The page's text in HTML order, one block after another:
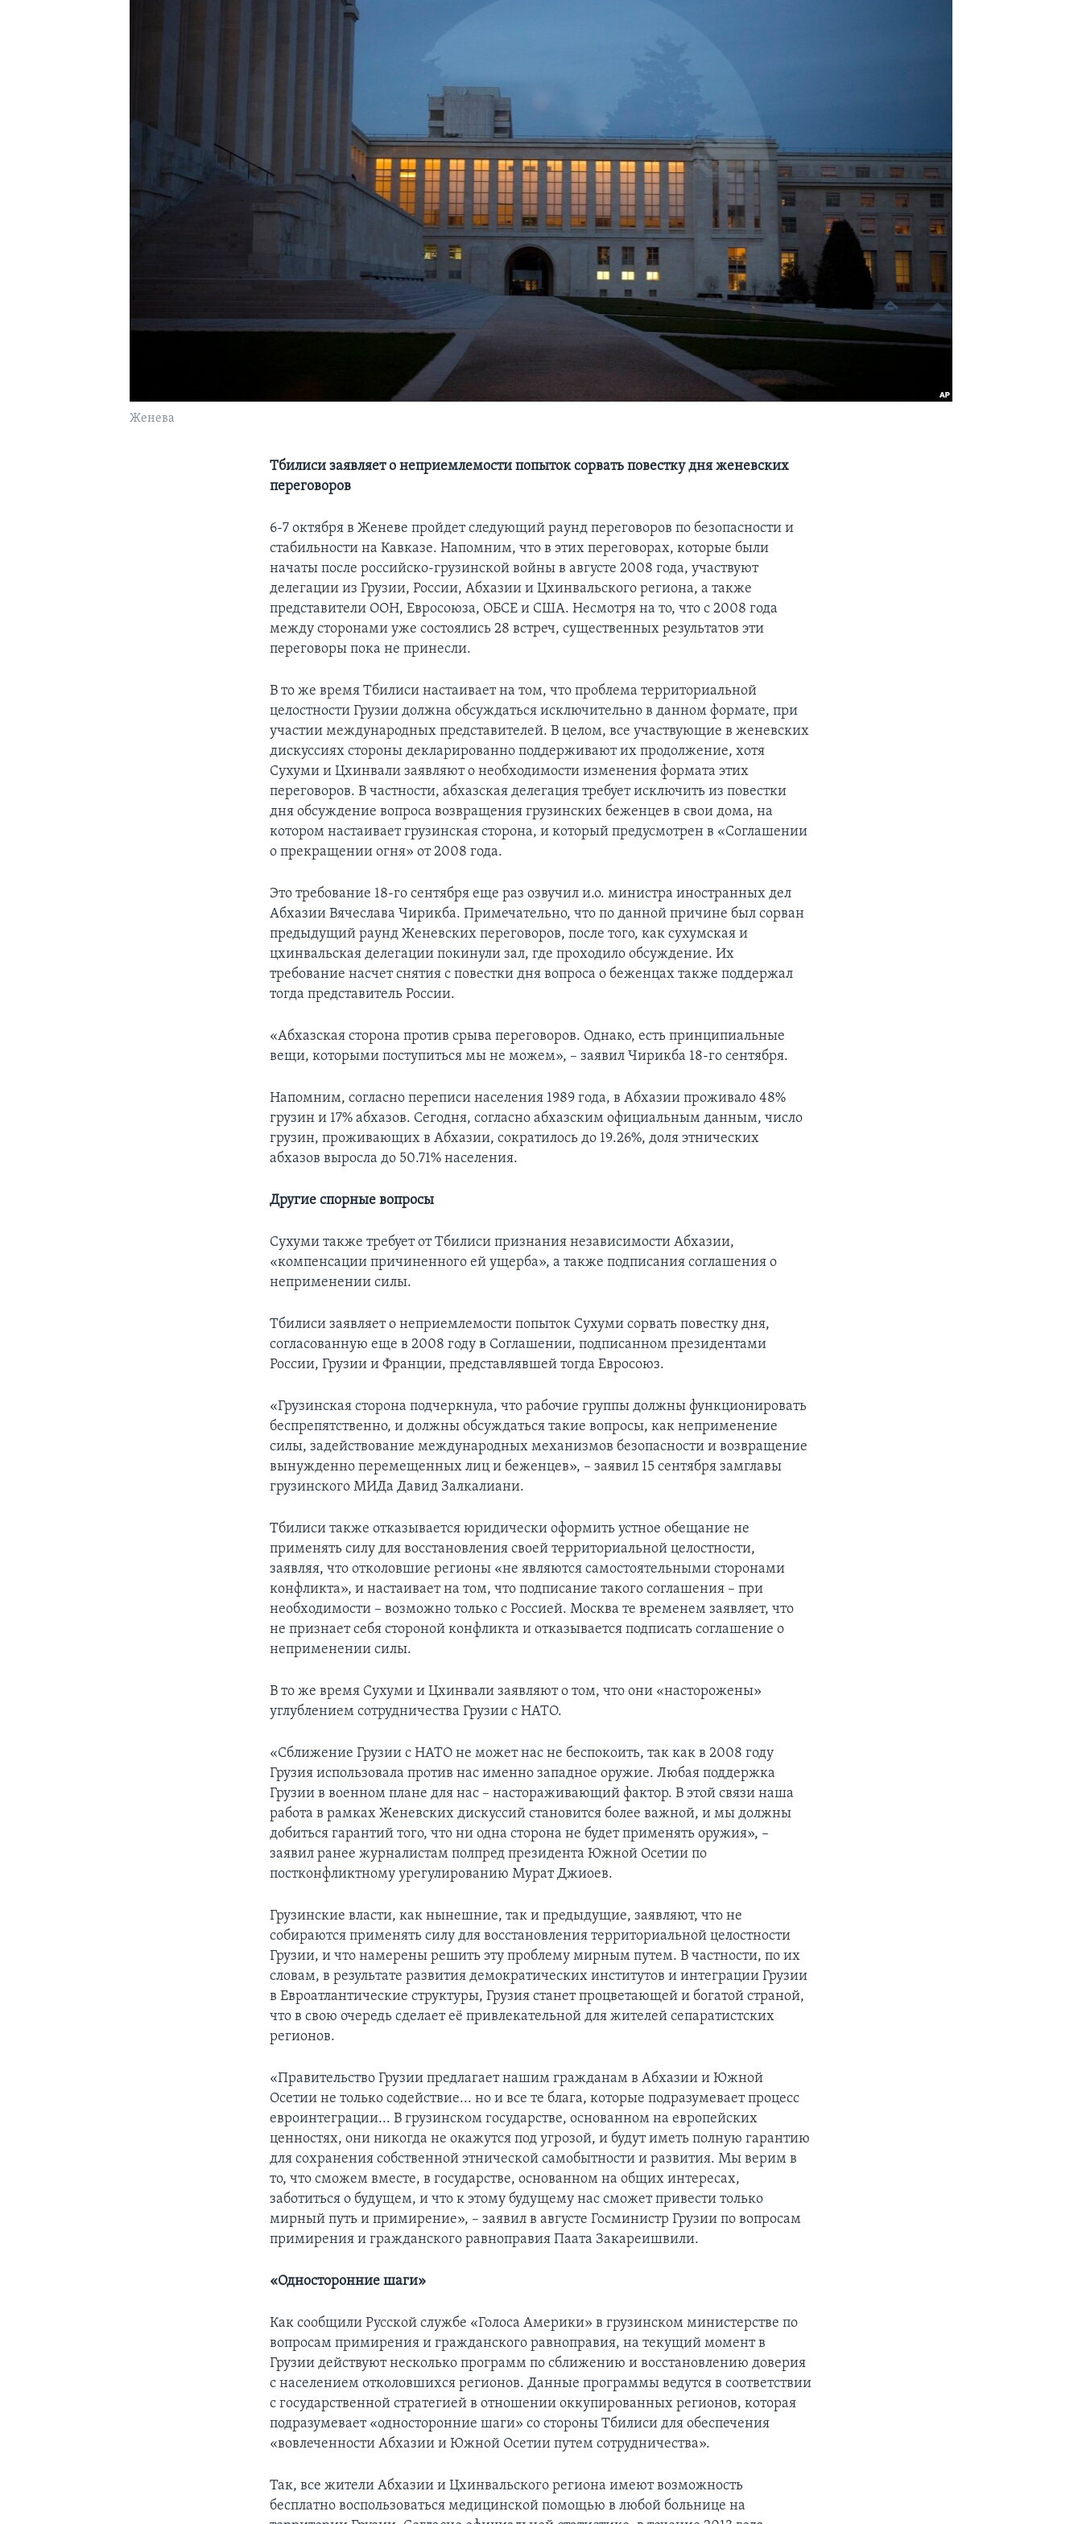
Женева
Тбилиси заявляет о неприемлемости попыток сорвать повестку дня женевских
переговоров
6-7 октября в Женеве пройдет следующий раунд переговоров по безопасности и
стабильности на Кавказе. Напомним, что в этих переговорах, которые были
начаты после российско-грузинской войны в августе 2008 года, участвуют
делегации из Грузии, России, Абхазии и Цхинвальского региона, а также
представители ООН, Евросоюза, ОБСЕ и США. Несмотря на то, что с 2008 года
между сторонами уже состоялись 28 встреч, существенных результатов эти
переговоры пока не принесли.
В то же время Тбилиси настаивает на том, что проблема территориальной
целостности Грузии должна обсуждаться исключительно в данном формате, при
участии международных представителей. В целом, все участвующие в женевских
дискуссиях стороны декларированно поддерживают их продолжение, хотя
Сухуми и Цхинвали заявляют о необходимости изменения формата этих
переговоров. В частности, абхазская делегация требует исключить из повестки
дня обсуждение вопроса возвращения грузинских беженцев в свои дома, на
котором настаивает грузинская сторона, и который предусмотрен в «Соглашении
о прекращении огня» от 2008 года.
Это требование 18-го сентября еще раз озвучил и.о. министра иностранных дел
Абхазии Вячеслава Чирикба. Примечательно, что по данной причине был сорван
предыдущий раунд Женевских переговоров, после того, как сухумская и
цхинвальская делегации покинули зал, где проходило обсуждение. Их
требование насчет снятия с повестки дня вопроса о беженцах также поддержал
тогда представитель России.
«Абхазская сторона против срыва переговоров. Однако, есть принципиальные
вещи, которыми поступиться мы не можем», – заявил Чирикба 18-го сентября.
Напомним, согласно переписи населения 1989 года, в Абхазии проживало 48%
грузин и 17% абхазов. Сегодня, согласно абхазским официальным данным, число
грузин, проживающих в Абхазии, сократилось до 19.26%, доля этнических
абхазов выросла до 50.71% населения.
Другие спорные вопросы
Сухуми также требует от Тбилиси признания независимости Абхазии,
«компенсации причиненного ей ущерба», а также подписания соглашения о
неприменении силы.
Тбилиси заявляет о неприемлемости попыток Сухуми сорвать повестку дня,
согласованную еще в 2008 году в Соглашении, подписанном президентами
России, Грузии и Франции, представлявшей тогда Евросоюз.
«Грузинская сторона подчеркнула, что рабочие группы должны функционировать
беспрепятственно, и должны обсуждаться такие вопросы, как неприменение
силы, задействование международных механизмов безопасности и возвращение
вынужденно перемещенных лиц и беженцев», – заявил 15 сентября замглавы
грузинского МИДа Давид Залкалиани.
Тбилиси также отказывается юридически оформить устное обещание не
применять силу для восстановления своей территориальной целостности,
заявляя, что отколовшие регионы «не являются самостоятельными сторонами
конфликта», и настаивает на том, что подписание такого соглашения – при
необходимости – возможно только с Россией. Москва те временем заявляет, что
не признает себя стороной конфликта и отказывается подписать соглашение о
неприменении силы.
В то же время Сухуми и Цхинвали заявляют о том, что они «насторожены»
углублением сотрудничества Грузии с НАТО.
«Сближение Грузии с НАТО не может нас не беспокоить, так как в 2008 году
Грузия использовала против нас именно западное оружие. Любая поддержка
Грузии в военном плане для нас – настораживающий фактор. В этой связи наша
работа в рамках Женевских дискуссий становится более важной, и мы должны
добиться гарантий того, что ни одна сторона не будет применять оружия», –
заявил ранее журналистам полпред президента Южной Осетии по
постконфликтному урегулированию Мурат Джиоев.
Грузинские власти, как нынешние, так и предыдущие, заявляют, что не
собираются применять силу для восстановления территориальной целостности
Грузии, и что намерены решить эту проблему мирным путем. В частности, по их
словам, в результате развития демократических институтов и интеграции Грузии
в Евроатлантические структуры, Грузия станет процветающей и богатой страной,
что в свою очередь сделает её привлекательной для жителей сепаратистских
регионов.
«Правительство Грузии предлагает нашим гражданам в Абхазии и Южной
Осетии не только содействие... но и все те блага, которые подразумевает процесс
евроинтеграции... В грузинском государстве, основанном на европейских
ценностях, они никогда не окажутся под угрозой, и будут иметь полную гарантию
для сохранения собственной этнической самобытности и развития. Мы верим в
то, что сможем вместе, в государстве, основанном на общих интересах,
заботиться о будущем, и что к этому будущему нас сможет привести только
мирный путь и примирение», – заявил в августе Госминистр Грузии по вопросам
примирения и гражданского равноправия Паата Закареишвили.
«Односторонние шаги»
Как сообщили Русской службе «Голоса Америки» в грузинском министерстве по
вопросам примирения и гражданского равноправия, на текущий момент в
Грузии действуют несколько программ по сближению и восстановлению доверия
с населением отколовшихся регионов. Данные программы ведутся в соответствии
с государственной стратегией в отношении оккупированных регионов, которая
подразумевает «односторонние шаги» со стороны Тбилиси для обеспечения
«вовлеченности Абхазии и Южной Осетии путем сотрудничества».
Так, все жители Абхазии и Цхинвальского региона имеют возможность
бесплатно воспользоваться медицинской помощью в любой больнице на